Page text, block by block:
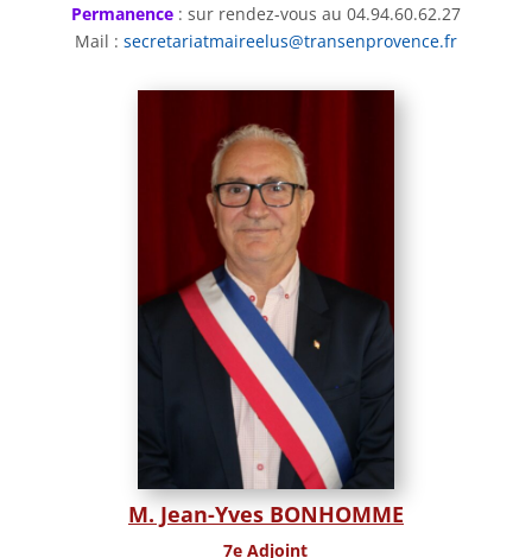
Permanence : sur rendez-vous au 04.94.60.62.27
Mail : secretariatmaireelus@transenprovence.fr
M. Jean-Yves BONHOMME
7e Adjoint